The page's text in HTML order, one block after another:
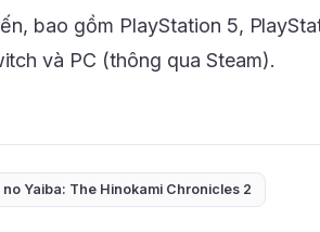
bao gồm PlayStation 5,
và PC (thông qua Steam).
Yaiba: The Hinokami Chronicles 2